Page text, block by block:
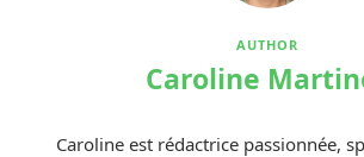
AUTHOR
Caroline
Caroline est rédactrice passionnée,